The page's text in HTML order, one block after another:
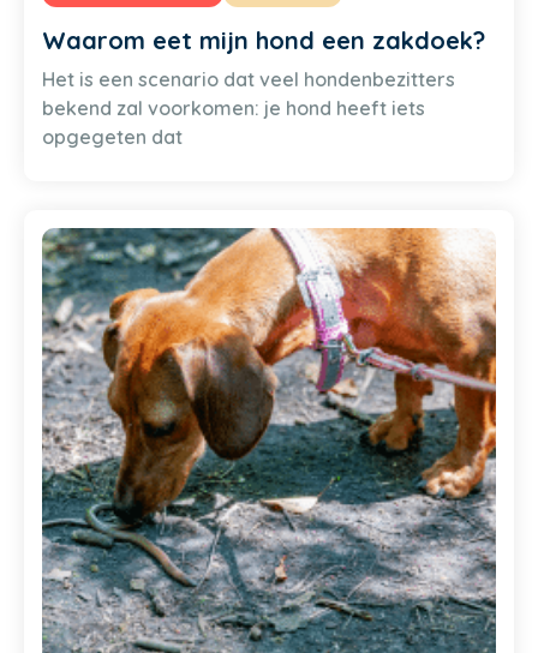
Waarom eet mijn hond een zakdoek?
Het is een scenario dat veel hondenbezitters
bekend zal voorkomen: je hond heeft iets
opgegeten dat